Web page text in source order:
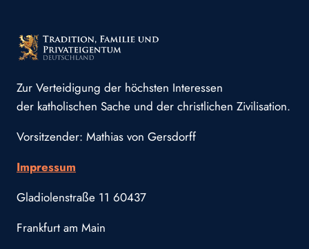
LÄSST
ES
Zur Verteidigung der höchsten Interessen
der katholischen Sache und der christlichen Zivilisation.
Vorsitzender: Mathias von Gersdorff
Impressum
Gladiolenstraße 11 60437
Frankfurt am Main